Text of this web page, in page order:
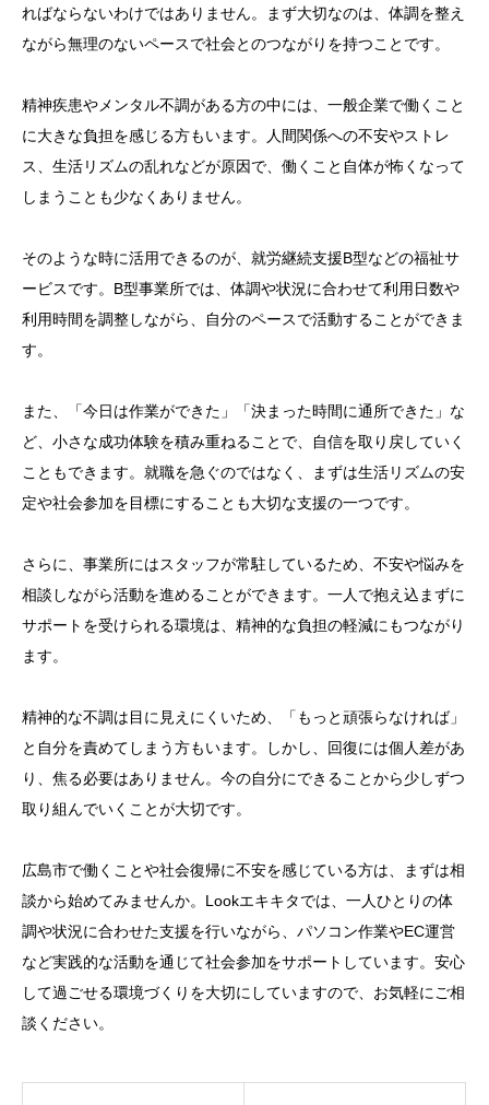
ればならないわけではありません。まず大切なのは、体調を整え
ながら無理のないペースで社会とのつながりを持つことです。
精神疾患やメンタル不調がある方の中には、一般企業で働くこと
に大きな負担を感じる方もいます。人間関係への不安やストレ
ス、生活リズムの乱れなどが原因で、働くこと自体が怖くなって
しまうことも少なくありません。
そのような時に活用できるのが、就労継続支援B型などの福祉サ
ービスです。B型事業所では、体調や状況に合わせて利用日数や
利用時間を調整しながら、自分のペースで活動することができま
す。
また、「今日は作業ができた」「決まった時間に通所できた」な
ど、小さな成功体験を積み重ねることで、自信を取り戻していく
こともできます。就職を急ぐのではなく、まずは生活リズムの安
定や社会参加を目標にすることも大切な支援の一つです。
さらに、事業所にはスタッフが常駐しているため、不安や悩みを
相談しながら活動を進めることができます。一人で抱え込まずに
サポートを受けられる環境は、精神的な負担の軽減にもつながり
ます。
精神的な不調は目に見えにくいため、「もっと頑張らなければ」
と自分を責めてしまう方もいます。しかし、回復には個人差があ
り、焦る必要はありません。今の自分にできることから少しずつ
取り組んでいくことが大切です。
広島市で働くことや社会復帰に不安を感じている方は、まずは相
談から始めてみませんか。Lookエキキタでは、一人ひとりの体
調や状況に合わせた支援を行いながら、パソコン作業やEC運営
など実践的な活動を通じて社会参加をサポートしています。安心
して過ごせる環境づくりを大切にしていますので、お気軽にご相
談ください。